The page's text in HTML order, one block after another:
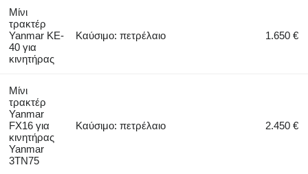
Μίνι
τρακτέρ
Yanmar KE-
40 για
κινητήρας
Καύσιμο: πετρέλαιο 1.650 €
Μίνι
τρακτέρ
Yanmar
FX16 για
κινητήρας
Yanmar
3TN75
Καύσιμο: πετρέλαιο 2.450 €